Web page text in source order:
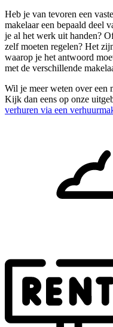
Heb je van tevoren een
makelaar een bepaald deel
je al het werk uit handen?
zelf moeten regelen? Het
waarop je het antwoord
met de verschillende
Wil je meer weten over een
Kijk dan eens op onze
verhuren via een